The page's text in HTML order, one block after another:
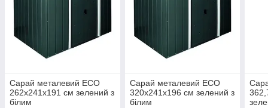
Сарай металевий ECO
262x241x191 см зелений з
білим
Сарай металевий ECO
320x241x196 см зелений з
білим